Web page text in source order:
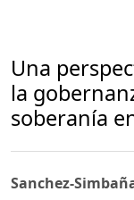
Una
la
soberanía
Sanchez-